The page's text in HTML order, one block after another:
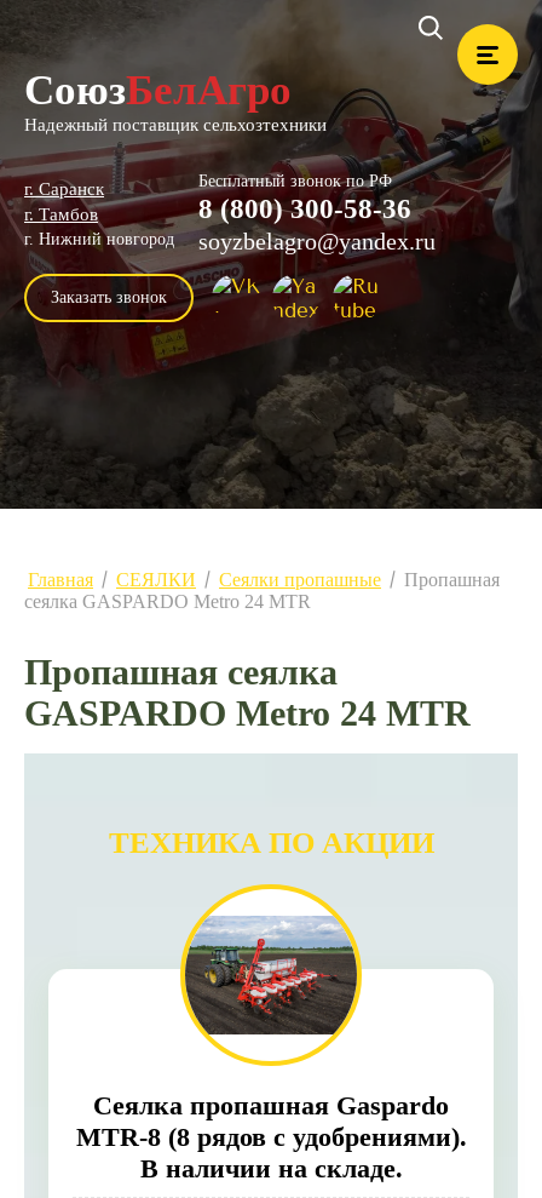
СоюзБелАгро
Надежный поставщик сельхозтехники
г. Саранск
г. Тамбов
г. Нижний новгород
Бесплатный звонок по РФ
8 (800) 300-58-36
soyzbelagro@yandex.ru
Заказать звонок
Главная / СЕЯЛКИ / Сеялки пропашные / Пропашная
сеялка GASPARDO Metro 24 MTR
Пропашная сеялка
GASPARDO Metro 24 MTR
ТЕХНИКА ПО АКЦИИ
Сеялка пропашная Gaspardo
MTR-8 (8 рядов с удобрениями).
В наличии на складе.